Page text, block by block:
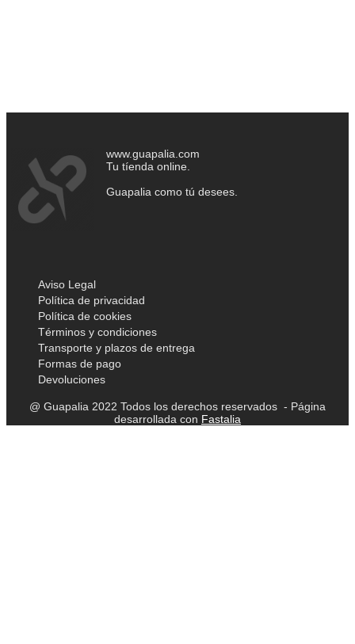
www.guapalia.com
Tu tíenda online.
Guapalia como tú desees.
Aviso Legal
Política de privacidad
Política de cookies
Términos y condiciones
Transporte y plazos de entrega
Formas de pago
Devoluciones
@ Guapalia 2022 Todos los derechos reservados - Página
desarrollada con Fastalia